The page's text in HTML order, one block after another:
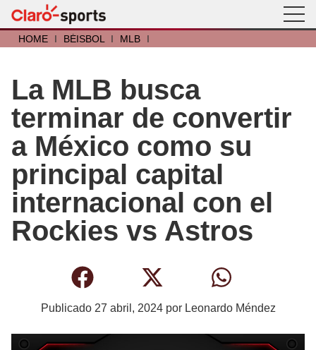
HOME I BÉISBOL I MLB I
La MLB busca
terminar de convertir
a México como su
principal capital
internacional con el
Rockies vs Astros
Publicado 27 abril, 2024por Leonardo Méndez